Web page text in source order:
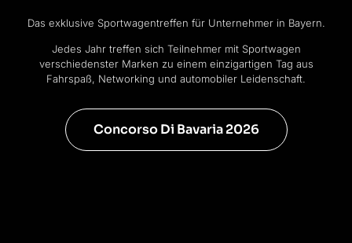
Das exklusive Sportwagentreffen für Unternehmer in Bayern.
Jedes Jahr treffen sich Teilnehmer mit Sportwagen
verschiedenster Marken zu einem einzigartigen Tag aus
Fahrspaß, Networking und automobiler Leidenschaft.
Concorso Di Bavaria 2026